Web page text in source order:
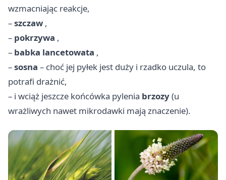
wzmacniając reakcje,
–szczaw ,
– pokrzywa ,
– babka lancetowata ,
–sosna – choć jej pyłek jest duży i rzadko uczula, to
potrafi drażnić,
– i wciąż jeszcze końcówka pylenia brzozy(u
wrażliwych nawet mikrodawki mają znaczenie).